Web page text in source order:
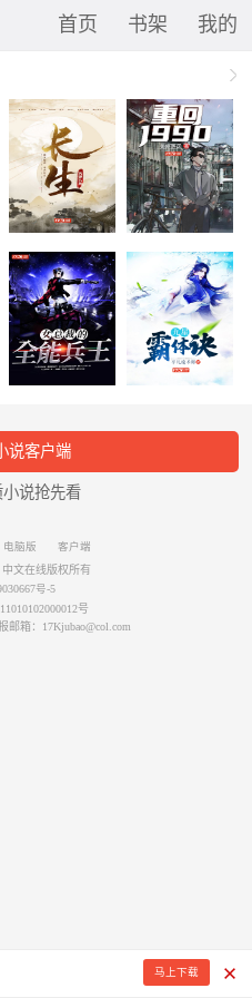
首页 书架 我的
说客户端
说抢先看
电脑版
客户端
文在线版权所有
号-5
号
邮箱：17Kjubao@col.com
马上下载